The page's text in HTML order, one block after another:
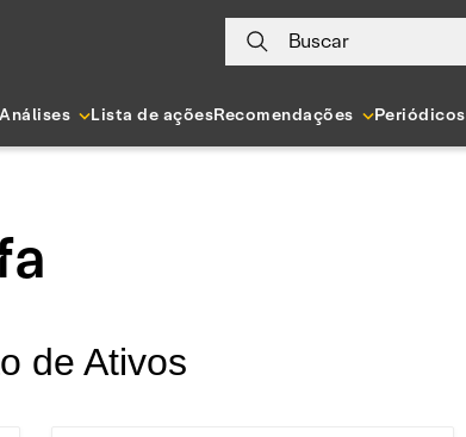
Buscar
Análises Lista de açõesRecomendações Periódicos
de Ativos